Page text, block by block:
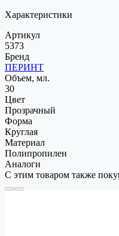
Характеристики
Артикул
5373
Бренд
ПЕРИНТ
Объем, мл.
30
Цвет
Прозрачный
Форма
Круглая
Материал
Полипропилен
Аналоги
С этим товаром также